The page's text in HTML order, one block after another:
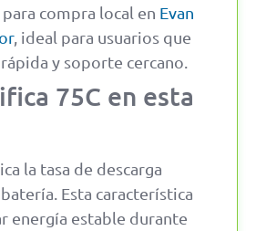
compra local en Evan
, ideal para usuarios que
y soporte cercano.
75C en esta
la tasa de descarga
Esta característica
energía estable durante